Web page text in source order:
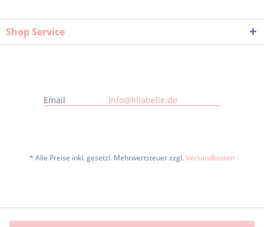
Shop Service
Email Info@lillabelle.de
* Alle Preise inkl. gesetzl. Mehrwertsteuer zzgl.Versandkosten